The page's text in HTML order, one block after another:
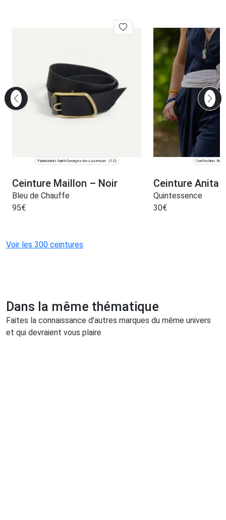
Fabrication: Saint-Georges-de-Luzençon (12)
Ceinture Maillon – Noir
Bleu de Chauffe
95€
Confection:
Ceinture Anita
Quintessence
30€
Voir les 300 ceintures
Dans la même thématique
Faites la connaissance d'autres marques du même univers
et qui devraient vous plaire